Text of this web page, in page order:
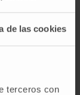
de las cookies
terceros con